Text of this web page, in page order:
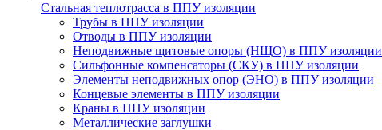
Стальная теплотрасса в ППУ изоляции
Трубы в ППУ изоляции
Отводы в ППУ изоляции
Неподвижные щитовые опоры (НЩО) в ППУ изоляции
Cильфонные компенсаторы (СКУ) в ППУ изоляции
Элементы неподвижных опор (ЭНО) в ППУ изоляции
Концевые элементы в ППУ изоляции
Краны в ППУ изоляции
Металлические заглушки